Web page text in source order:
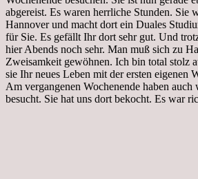
abgereist. Es waren herrliche Stunden. Sie
Hannover und macht dort ein Duales
für Sie. Es gefällt Ihr dort sehr gut. Und
hier Abends noch sehr. Man muß sich zu
Zweisamkeit gewöhnen. Ich bin total stolz
sie Ihr neues Leben mit der ersten eigenen
Am vergangenen Wochenende haben
besucht. Sie hat uns dort bekocht. Es war